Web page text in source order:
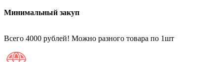
Минимальный закуп
Всего 4000 рублей! Можно разного товара по 1шт